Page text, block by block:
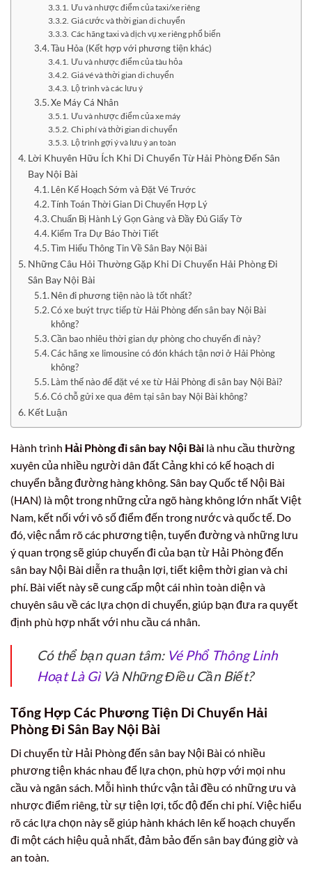
Ưu và nhược điểm của taxi/xe riêng
Giá cước và thời gian di chuyển
Các hãng taxi và dịch vụ xe riêng phổ biến
Tàu Hỏa (Kết hợp với phương tiện khác)
Ưu và nhược điểm của tàu hỏa
Giá vé và thời gian di chuyển
Lộ trình và các lưu ý
Xe Máy Cá Nhân
Ưu và nhược điểm của xe máy
Chi phí và thời gian di chuyển
Lộ trình gợi ý và lưu ý an toàn
Lời Khuyên Hữu Ích Khi Di Chuyển Từ Hải Phòng Đến Sân
Bay Nội Bài
Lên Kế Hoạch Sớm và Đặt Vé Trước
Tính Toán Thời Gian Di Chuyển Hợp Lý
Chuẩn Bị Hành Lý Gọn Gàng và Đầy Đủ Giấy Tờ
Kiểm Tra Dự Báo Thời Tiết
Tìm Hiểu Thông Tin Về Sân Bay Nội Bài
Những Câu Hỏi Thường Gặp Khi Di Chuyển Hải Phòng Đi
Sân Bay Nội Bài
Nên đi phương tiện nào là tốt nhất?
Có xe buýt trực tiếp từ Hải Phòng đến sân bay Nội Bài
không?
Cần bao nhiêu thời gian dự phòng cho chuyến đi này?
Các hãng xe limousine có đón khách tận nơi ở Hải Phòng
không?
Làm thế nào để đặt vé xe từ Hải Phòng đi sân bay Nội Bài?
Có chỗ gửi xe qua đêm tại sân bay Nội Bài không?
Kết Luận
Hành trình Hải Phòng đi sân bay Nội Bài là nhu cầu thường
xuyên của nhiều người dân đất Cảng khi có kế hoạch di
chuyển bằng đường hàng không. Sân bay Quốc tế Nội Bài
(HAN) là một trong những cửa ngõ hàng không lớn nhất Việt
Nam, kết nối với vô số điểm đến trong nước và quốc tế. Do
đó, việc nắm rõ các phương tiện, tuyến đường và những lưu
ý quan trọng sẽ giúp chuyến đi của bạn từ Hải Phòng đến
sân bay Nội Bài diễn ra thuận lợi, tiết kiệm thời gian và chi
phí. Bài viết này sẽ cung cấp một cái nhìn toàn diện và
chuyên sâu về các lựa chọn di chuyển, giúp bạn đưa ra quyết
định phù hợp nhất với nhu cầu cá nhân.
Có thể bạn quan tâm: Vé Phổ Thông Linh
Hoạt Là GìVà Những Điều Cần Biết?
Tổng Hợp Các Phương Tiện Di Chuyển Hải
Phòng Đi Sân Bay Nội Bài
Di chuyển từ Hải Phòng đến sân bay Nội Bài có nhiều
phương tiện khác nhau để lựa chọn, phù hợp với mọi nhu
cầu và ngân sách. Mỗi hình thức vận tải đều có những ưu và
nhược điểm riêng, từ sự tiện lợi, tốc độ đến chi phí. Việc hiểu
rõ các lựa chọn này sẽ giúp hành khách lên kế hoạch chuyến
đi một cách hiệu quả nhất, đảm bảo đến sân bay đúng giờ và
an toàn.